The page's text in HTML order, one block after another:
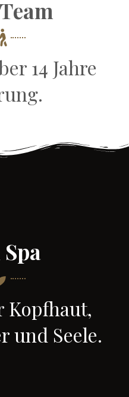
14 Jahre
Kopfhaut,
und Seele.